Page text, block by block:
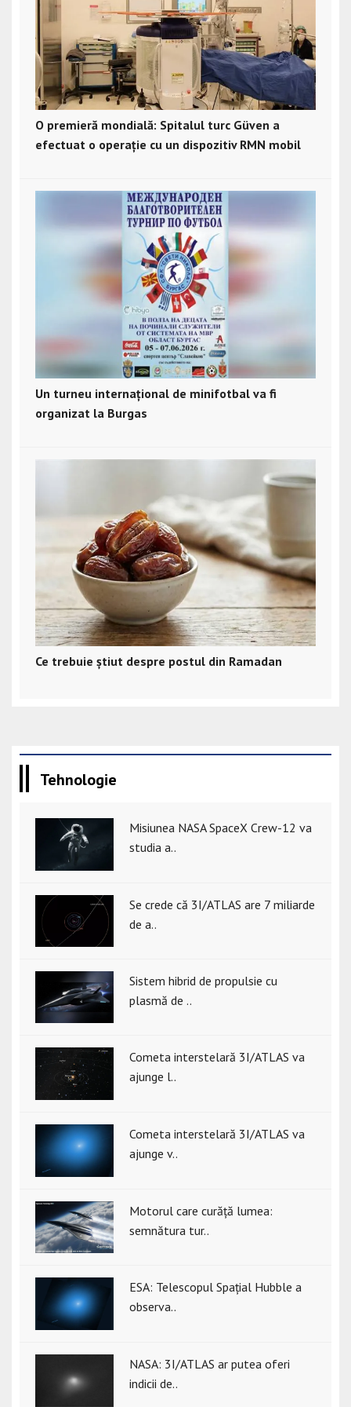
O premieră mondială: Spitalul turc Güven a
efectuat o operație cu un dispozitiv RMN mobil
Un turneu internațional de minifotbal va fi
organizat la Burgas
Ce trebuie știut despre postul din Ramadan
Tehnologie
Misiunea NASA SpaceX Crew-12 va
studia a..
Se crede că 3I/ATLAS are 7 miliarde
de a..
Sistem hibrid de propulsie cu
plasmă de ..
Cometa interstelară 3I/ATLAS va
ajunge l..
Cometa interstelară 3I/ATLAS va
ajunge v..
Motorul care curăță lumea:
semnătura tur..
ESA: Telescopul Spațial Hubble a
observa..
NASA: 3I/ATLAS ar putea oferi
indicii de..